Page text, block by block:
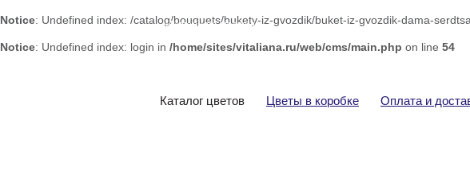
Notice: Undefined index: /catalog/bouquets/bukety-iz-gvozdik/buket-iz-gvozdik-dama-
Notice: Undefined index: login in /home/sites/vitaliana.ru/web/cms/main.php on line 54
Каталог цветов Цветы в коробке Оплата и
Интернет-магазин